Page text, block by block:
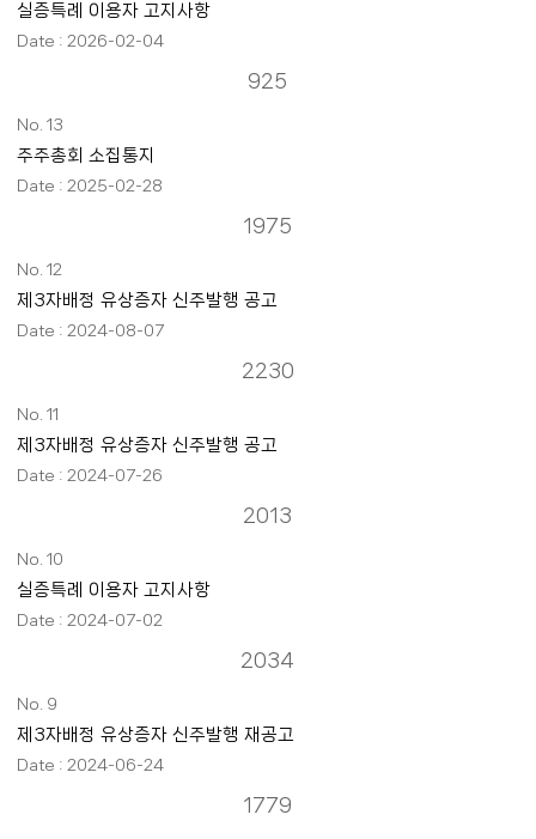
실증특례 이용자 고지사항
2026-02-04
925
13
주주총회 소집통지
2025-02-28
1975
12
제3자배정 유상증자 신주발행 공고
2024-08-07
2230
11
제3자배정 유상증자 신주발행 공고
2024-07-26
2013
10
실증특례 이용자 고지사항
2024-07-02
2034
9
제3자배정 유상증자 신주발행 재공고
2024-06-24
1779